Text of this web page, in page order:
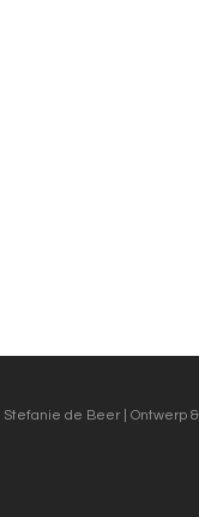
Stefanie de Beer | Ontwerp &